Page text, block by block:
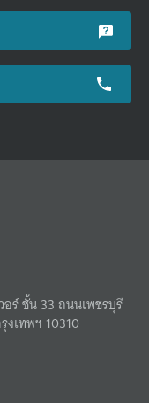
อร์ ชั้น 33 ถนนเพชรบุรี
งเทพฯ 10310